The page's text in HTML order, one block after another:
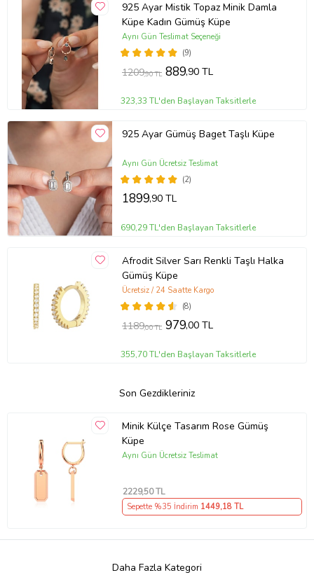
925 Ayar Mistik Topaz Minik Damla
Küpe Kadın Gümüş Küpe
(9)
Aynı Gün Teslimat Seçeneği
1209,90 TL 889,90 TL
323,33 TL'den Başlayan Taksitlerle
925 Ayar Gümüş Baget Taşlı Küpe
(2)
Aynı Gün Ücretsiz Teslimat
1899,90 TL
690,29 TL'den Başlayan Taksitlerle
Afrodit Silver Sarı Renkli Taşlı Halka
Gümüş Küpe
(8)
Ücretsiz / 24 Saatte Kargo
1189,00 TL 979,00 TL
355,70 TL'den Başlayan Taksitlerle
Son Gezdikleriniz
Minik Külçe Tasarım Rose Gümüş
Küpe
Aynı Gün Ücretsiz Teslimat
2229,50 TL
Sepette %35 İndirim 1449,18 TL
Daha Fazla Kategori